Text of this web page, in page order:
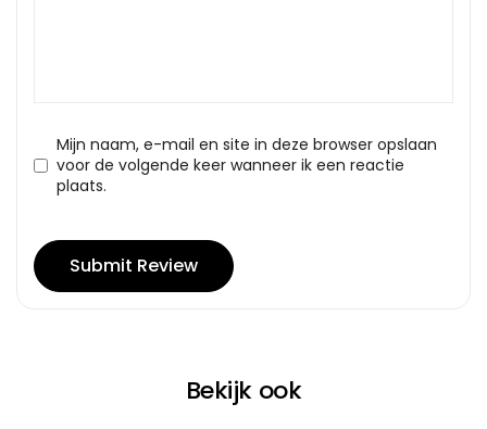
Mijn naam, e-mail en site in deze browser opslaan
voor de volgende keer wanneer ik een reactie
plaats.
Bekijk ook